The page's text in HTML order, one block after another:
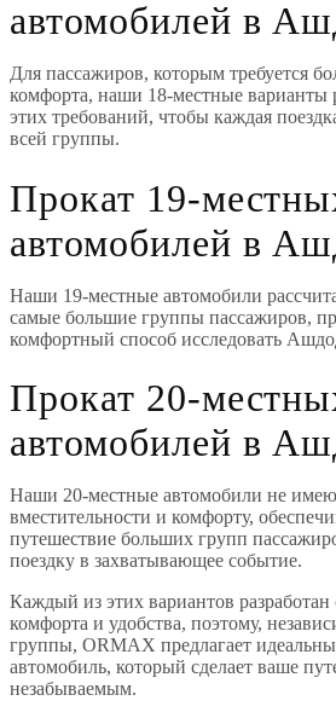
автомобилей в
Для пассажиров, которым требуется
комфорта, наши 18-местные варианты
этих требований, чтобы каждая
всей группы.
Прокат 19-
автомобилей в
Наши 19-местные автомобили
самые большие группы пассажиров,
комфортный способ исследовать
Прокат 20-
автомобилей в
Наши 20-местные автомобили не
вместительности и комфорту,
путешествие больших групп
поездку в захватывающее событие.
Каждый из этих вариантов
комфорта и удобства, поэтому,
группы, ORMAX предлагает
автомобиль, который сделает ваше
незабываемым.